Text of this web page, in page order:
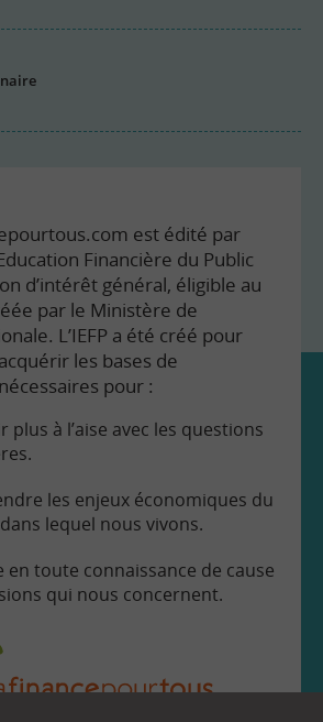
est édité par
Financière du Public
d’intérêt général, éligible au
par le Ministère de
L’IEFP a été créé pour
les bases de
pour :
plus à l’aise avec les questions
les enjeux économiques du
lequel nous vivons.
en toute connaissance de cause
qui nous concernent.